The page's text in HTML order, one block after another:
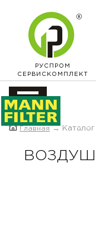
РУСПРОМ
СЕРВИСКОМПЛЕКТ
Главная →